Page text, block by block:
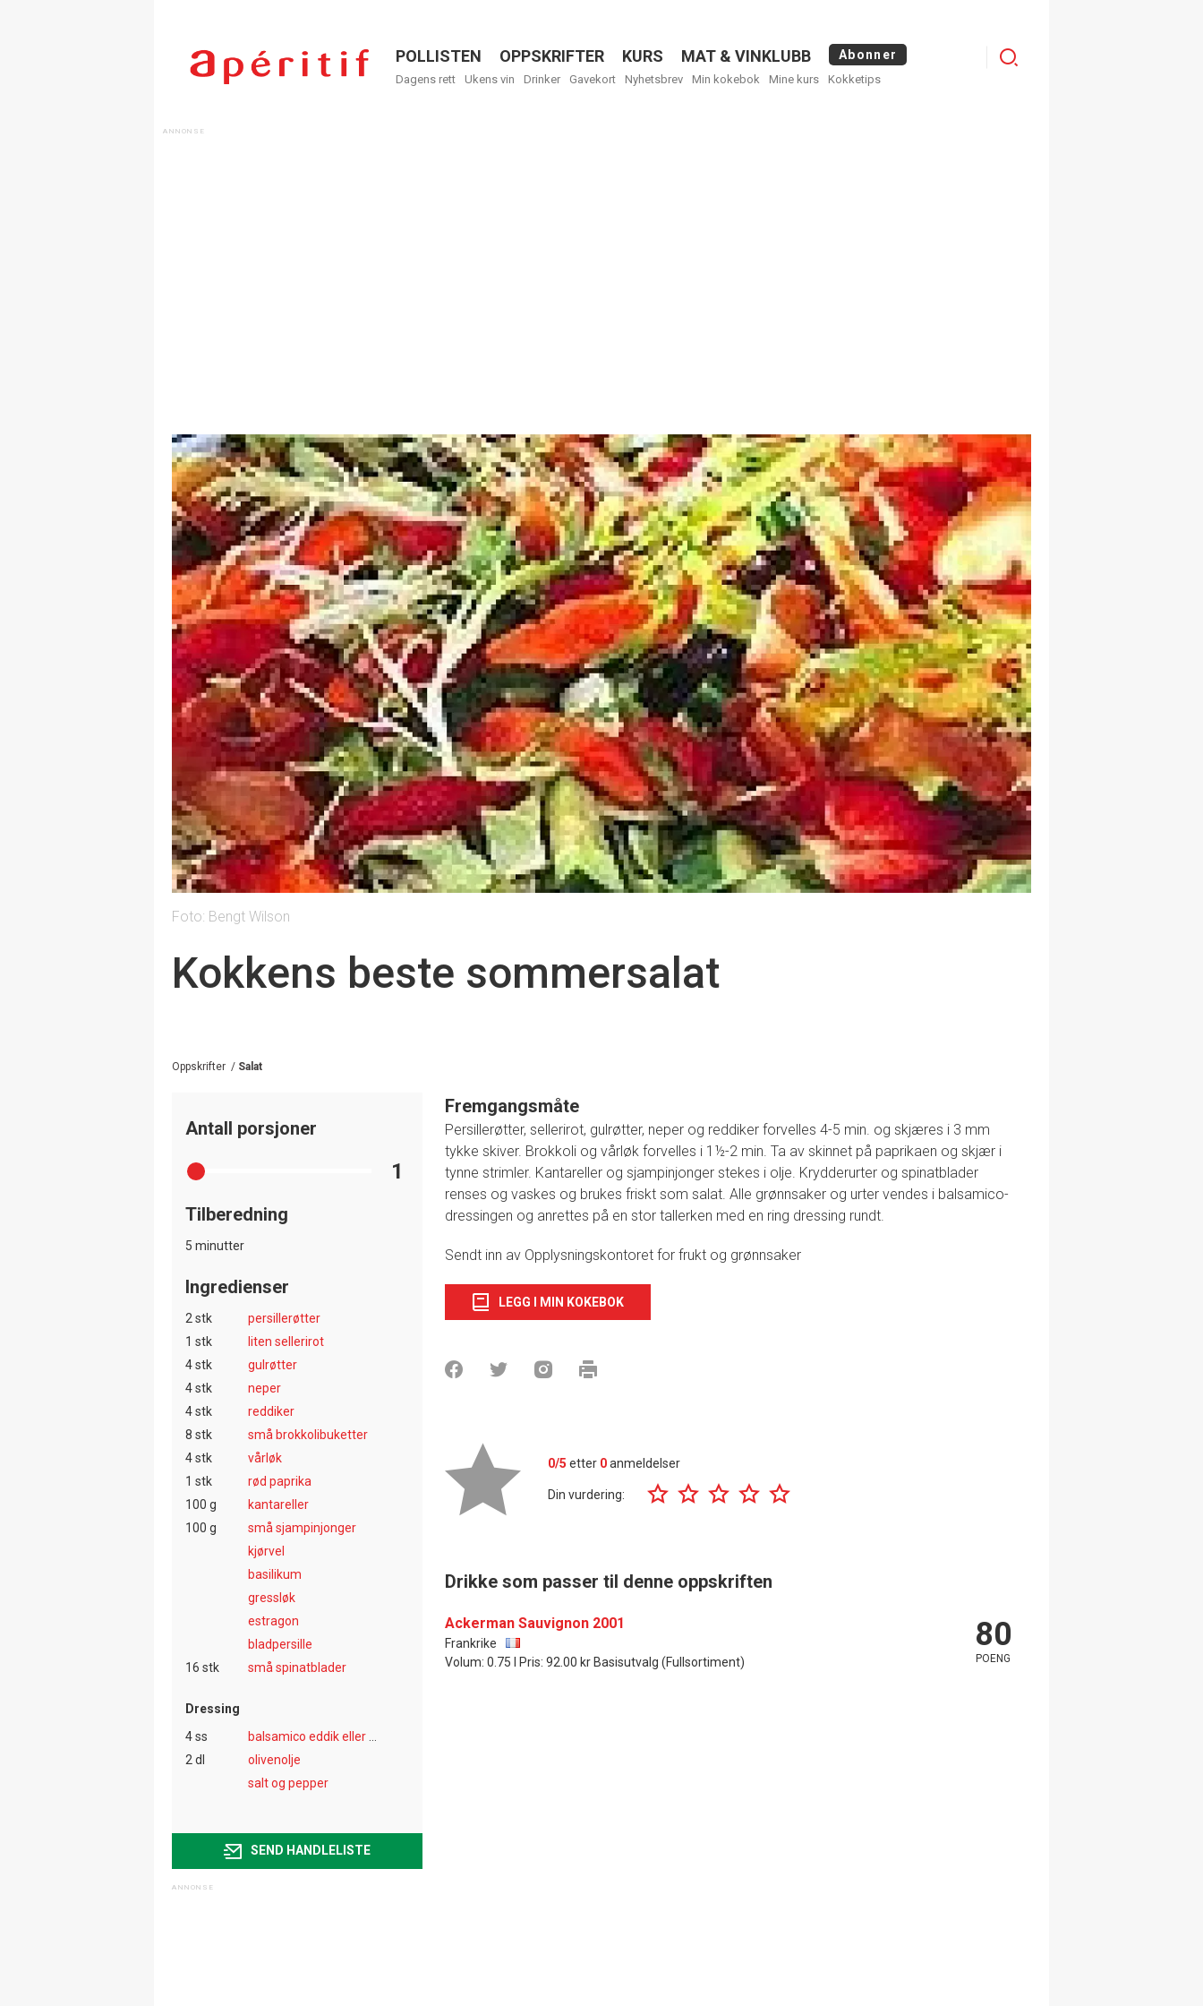
Menu
POLLISTEN OPPSKRIFTER KURS MAT & VINKLUBB Abonner
Dagens rett Ukens vin Drinker Gavekort Nyhetsbrev Min kokebok Mine kurs Kokketips
Logg
Foto: Bengt Wilson
Kokkens beste sommersalat
Oppskrifter / Salat
Antall porsjoner
1
Tilberedning
5 minutter
Ingredienser
2 stk
persillerøtter
1 stk
liten sellerirot
4 stk
gulrøtter
4 stk
neper
4 stk
reddiker
8 stk
små brokkolibuketter
4 stk
vårløk
1 stk
rød paprika
100 g
kantareller
100 g
små sjampinjonger
kjørvel
basilikum
gressløk
estragon
bladpersille
16 stk
små spinatblader
Dressing
4 ss
2 dl
olivenolje
salt og pepper
SEND HANDLELISTE
Fremgangsmåte
Persillerøtter, sellerirot, gulrøtter, neper og reddiker forvelles 4-5 min. og skjæres i 3 mm
tykke skiver. Brokkoli og vårløk forvelles i 1½-2 min. Ta av skinnet på paprikaen og skjær i
tynne strimler. Kantareller og sjampinjonger stekes i olje. Krydderurter og spinatblader
renses og vaskes og brukes friskt som salat. Alle grønnsaker og urter vendes i balsamico-
dressingen og anrettes på en stor tallerken med en ring dressing rundt.
Sendt inn av Opplysningskontoret for frukt og grønnsaker
LEGG I MIN KOKEBOK
0/5 etter 0anmeldelser
Din vurdering:
Drikke som passer til denne oppskriften
Ackerman Sauvignon 2001
Frankrike
Volum: 0.75 l Pris: 92.00 kr Basisutvalg (Fullsortiment)
80
POENG